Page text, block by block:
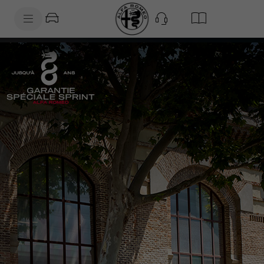
SkiptoNavigationText